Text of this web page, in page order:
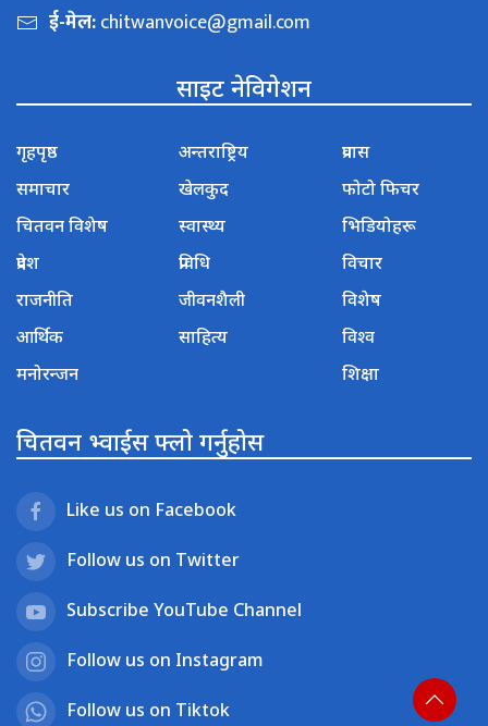
ई-मेल:chitwanvoice@gmail.com
साइट नेविगेशन
गृहपृष्ठ
समाचार
चितवन विशेष
प्रदेश
राजनीति
आर्थिक
मनोरन्जन
अन्तराष्ट्रिय
खेलकुद
स्वास्थ्य
प्रविधि
जीवनशैली
साहित्य
प्रवास
फोटो फिचर
भिडियोहरू
विचार
विशेष
विश्व
शिक्षा
चितवन भ्वाईस फ्लो गर्नुहोस
Like us on Facebook
Follow us on Twitter
Subscribe YouTube Channel
Follow us on Instagram
Follow us on Tiktok